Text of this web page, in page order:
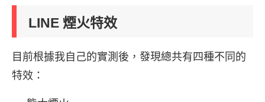
LINE 煙火特效
目前根據我自己的實測後，發現總共有四種不同的
特效：